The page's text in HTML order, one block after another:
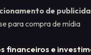
de
para compra de mídia
financeiros e